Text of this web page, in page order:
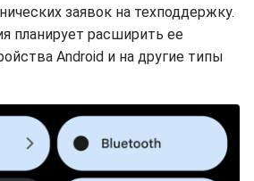
заявок на техподдержку.
планирует расширить ее
Android и на другие типы